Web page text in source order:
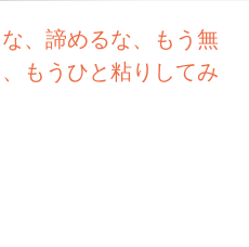
、諦めるな、もう無
もうひと粘りしてみ